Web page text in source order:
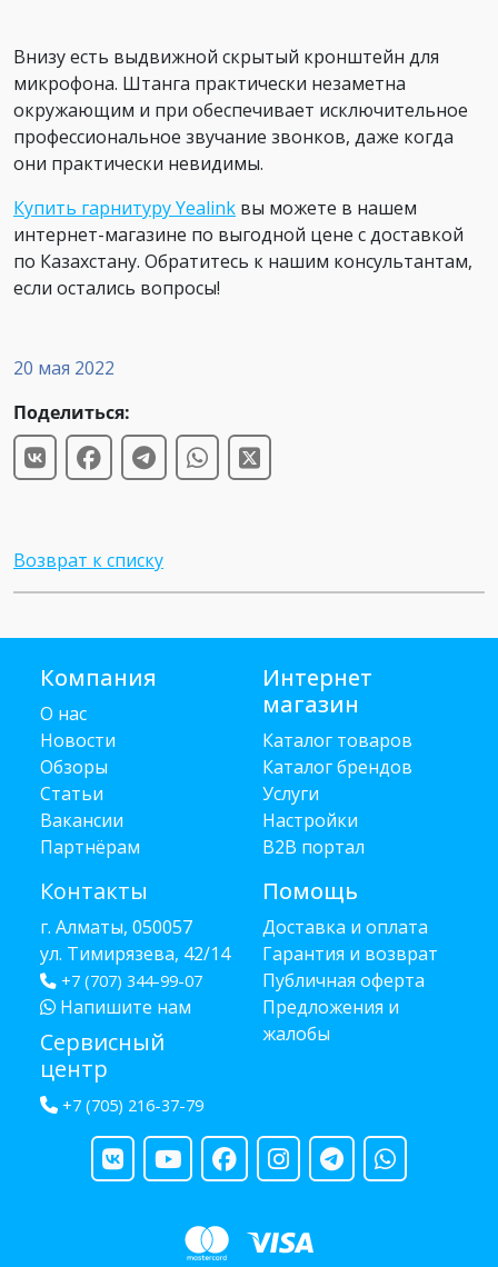
20 мая 2022
Поделиться:
Внизу есть выдвижной скрытый кронштейн для
микрофона. Штанга практически незаметна
окружающим и при обеспечивает исключительное
профессиональное звучание звонков, даже когда
они практически невидимы.
Купить гарнитуру Yealink вы можете в нашем
интернет-магазине по выгодной цене с доставкой
по Казахстану. Обратитесь к нашим консультантам,
если остались вопросы!
Возврат к списку
Компания
О нас
Новости
Обзоры
Статьи
Вакансии
Партнёрам
Контакты
г. Алматы, 050057
ул. Тимирязева, 42/14
+7 (707) 344-99-07
Напишите нам
Сервисный
центр
+7 (705) 216-37-79
Интернет
магазин
Каталог товаров
Каталог брендов
Услуги
Настройки
B2B портал
Помощь
Доставка и оплата
Гарантия и возврат
Публичная оферта
Предложения и
жалобы